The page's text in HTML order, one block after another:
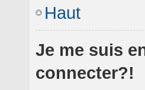
Haut
Je me suis
connecter?!